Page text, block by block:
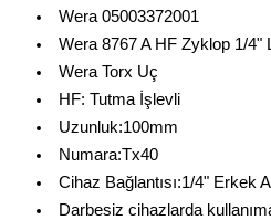
Wera 05003372001
Wera 8767 A HF Zyklop 1/4"
Wera Torx Uç
HF: Tutma İşlevli
Uzunluk:100mm
Numara:Tx40
Cihaz Bağlantısı:1/4" Erkek
Darbesiz cihazlarda